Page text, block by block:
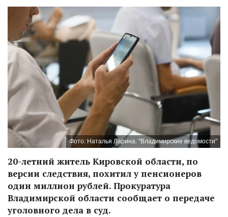
Фото: Наталья Ларина. "Владимирские ведомости"
20-летний житель Кировской области, по
версии следствия, похитил у пенсионеров
один миллион рублей. Прокуратура
Владимирской области сообщает о передаче
уголовного дела в суд.